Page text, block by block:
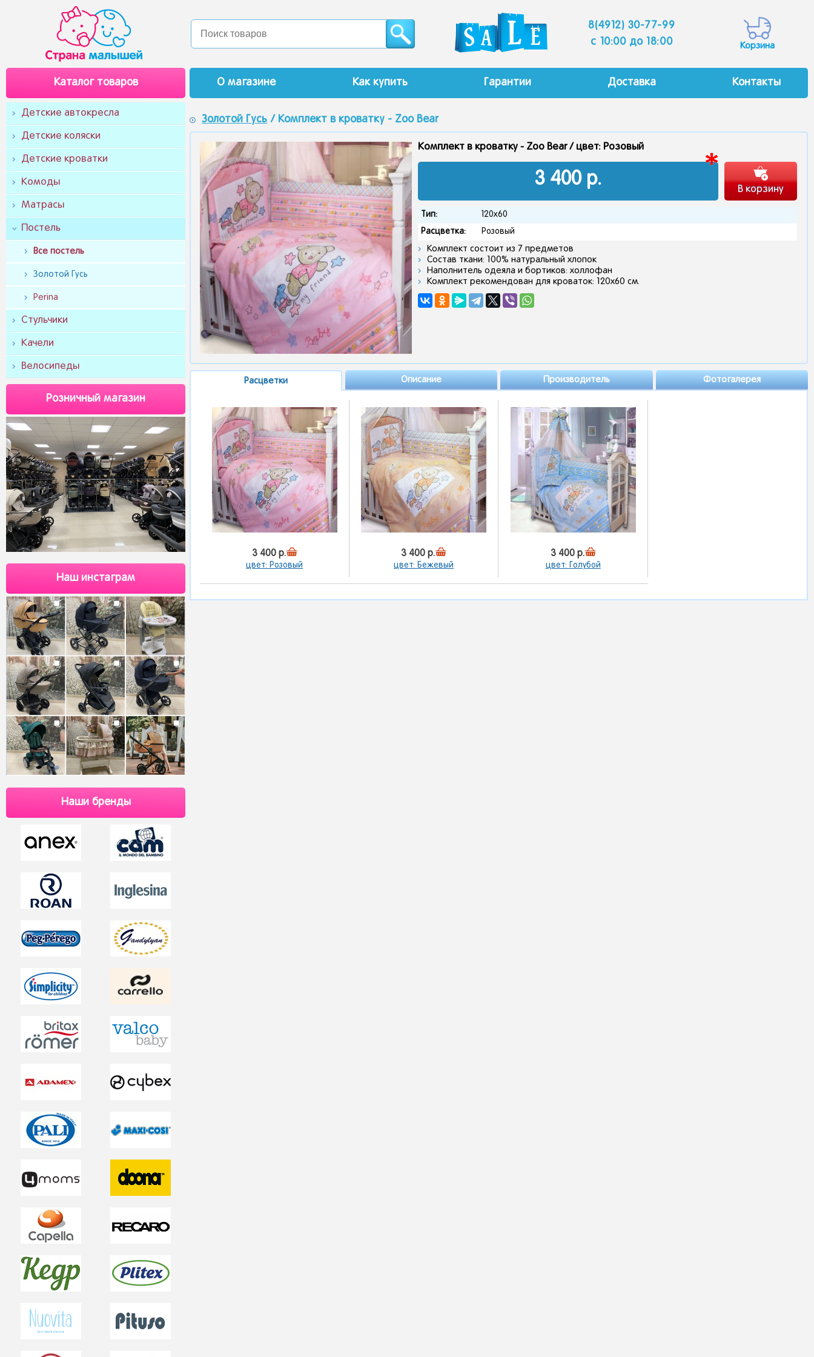
8(4912) 30-77-99
c 10:00 до 18:00
Корзина
Каталог товаров О магазине Как купить Гарантии Доставка Контакты
Детские автокресла
Детские коляски
Детские кроватки
Комоды
Матрасы
Постель
Все постель
Золотой Гусь
Perina
Стульчики
Качели
Велосипеды
Розничный магазин
Наш инстаграм
Наши бренды
Золотой Гусь / Комплект в кроватку - Zoo Bear
Комплект в кроватку - Zoo Bear / цвет: Розовый
3 400р.
В корзину
Тип: 120х60
Расцветка: Розовый
Комплект состоит из 7 предметов
Состав ткани: 100% натуральный хлопок
Наполнитель одеяла и бортиков: холлофан
Комплект рекомендован для кроваток: 120х60 см.
Расцветки Описание Производитель Фотогалерея
3 400 р.
цвет: Розовый
3 400 р.
цвет: Бежевый
3 400 р.
цвет: Голубой